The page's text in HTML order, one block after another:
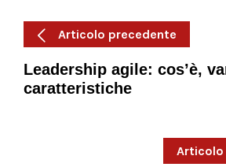
Articolo precedente
Leadership agile: cos’è,
caratteristiche
Articolo